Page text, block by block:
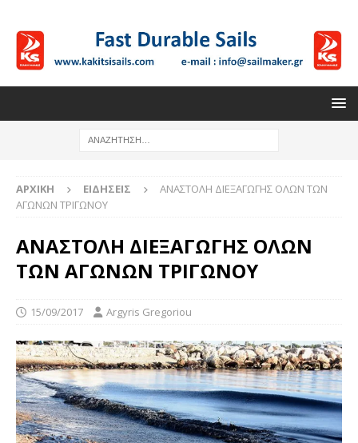
ΑΡΧΙΚΉ ΕΙΔΉΣΕΙΣ
ΑΝΑΣΤΟΛΗ ΔΙΕΞΑΓΩΓΗΣ ΟΛΩΝ ΤΩΝ
ΑΓΩΝΩΝ ΤΡΙΓΩΝΟΥ
ΑΝΑΣΤΟΛΗ ΔΙΕΞΑΓΩΓΗΣ ΟΛΩΝ
ΤΩΝ ΑΓΩΝΩΝ ΤΡΙΓΩΝΟΥ
15/09/2017 Argyris Gregoriou